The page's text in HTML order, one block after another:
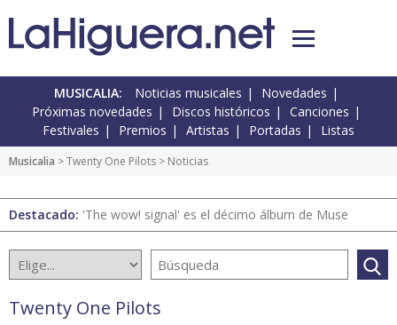
MUSICALIA: Noticias musicales
Novedades
Próximas novedades
Discos históricos
Canciones
Festivales
Premios Artistas Portadas Listas
Musicalia >Twenty One Pilots > Noticias
Destacado: 'The wow! signal' es el décimo álbum de Muse
Twenty One Pilots